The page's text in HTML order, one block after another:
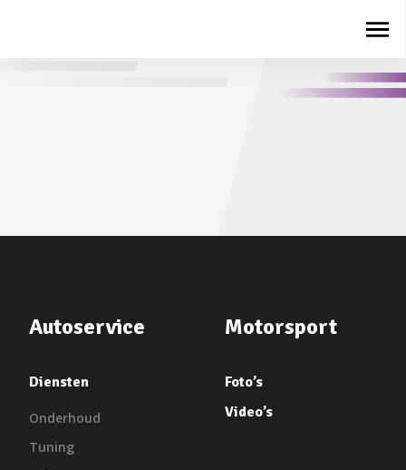
Autoservice
Diensten
Onderhoud
Tuning
Motorsport
Foto’s
Video’s